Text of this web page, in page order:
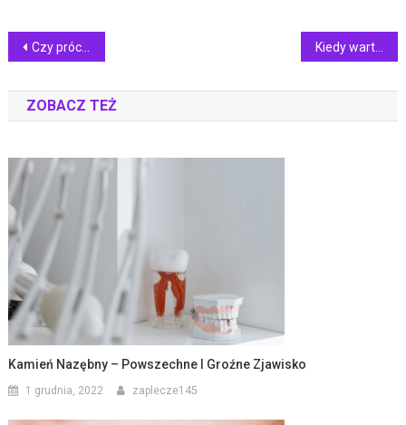
Nawigacja
wpisu
Czy próchnica wewnętrzna może prowadzić do ekstrakcji zęba? Kiedy warto zdecydować się na leczenie zębów pod narkozą?
ZOBACZ TEŻ
Kamień Nazębny – Powszechne I Groźne Zjawisko
1 grudnia, 2022 zaplecze145